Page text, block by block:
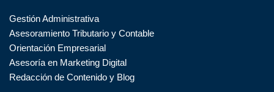
Gestión Administrativa
Asesoramiento Tributario y Contable
Orientación Empresarial
Asesoría en Marketing Digital
Redacción de Contenido y Blog